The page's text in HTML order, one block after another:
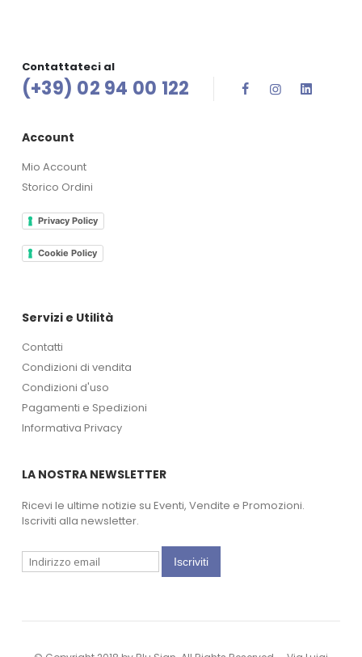
Contattateci al
(+39) 02 94 00 122
Account
Mio Account
Storico Ordini
Privacy Policy
Cookie Policy
Servizi e Utilità
Contatti
Condizioni di vendita
Condizioni d'uso
Pagamenti e Spedizioni
Informativa Privacy
LA NOSTRA NEWSLETTER
Ricevi le ultime notizie su Eventi, Vendite e Promozioni.
Iscriviti alla newsletter.
Iscriviti